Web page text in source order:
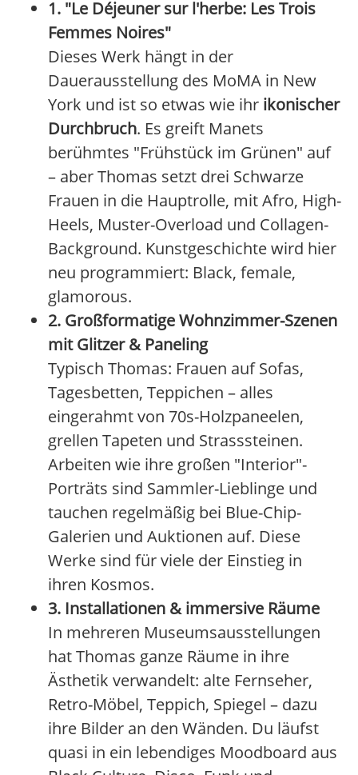
1. "Le Déjeuner sur l'herbe: Les Trois
Femmes Noires"
Dieses Werk hängt in der
Dauerausstellung des MoMA in New
York und ist so etwas wie ihr ikonischer
Durchbruch. Es greift Manets
berühmtes "Frühstück im Grünen" auf
– aber Thomas setzt drei Schwarze
Frauen in die Hauptrolle, mit Afro, High-
Heels, Muster-Overload und Collagen-
Background. Kunstgeschichte wird hier
neu programmiert: Black, female,
glamorous.
2. Großformatige Wohnzimmer-Szenen
mit Glitzer & Paneling
Typisch Thomas: Frauen auf Sofas,
Tagesbetten, Teppichen – alles
eingerahmt von 70s-Holzpaneelen,
grellen Tapeten und Strasssteinen.
Arbeiten wie ihre großen "Interior"-
Porträts sind Sammler-Lieblinge und
tauchen regelmäßig bei Blue-Chip-
Galerien und Auktionen auf. Diese
Werke sind für viele der Einstieg in
ihren Kosmos.
3. Installationen & immersive Räume
In mehreren Museumsausstellungen
hat Thomas ganze Räume in ihre
Ästhetik verwandelt: alte Fernseher,
Retro-Möbel, Teppich, Spiegel – dazu
ihre Bilder an den Wänden. Du läufst
quasi in ein lebendiges Moodboard aus